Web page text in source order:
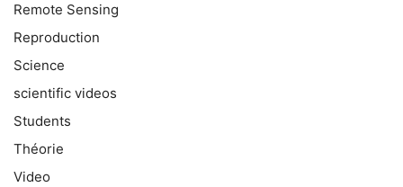
Remote Sensing
Reproduction
Science
scientific videos
Students
Théorie
Video